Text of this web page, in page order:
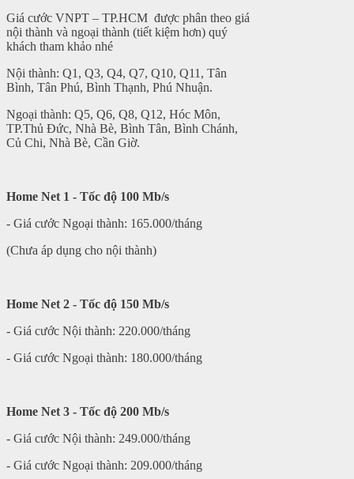
Giá cước VNPT – TP.HCM được phân theo giá
nội thành và ngoại thành (tiết kiệm hơn) quý
khách tham khảo nhé
Nội thành: Q1, Q3, Q4, Q7, Q10, Q11, Tân
Bình, Tân Phú, Bình Thạnh, Phú Nhuận.
Ngoại thành: Q5, Q6, Q8, Q12, Hóc Môn,
TP.Thủ Đức, Nhà Bè, Bình Tân, Bình Chánh,
Củ Chi, Nhà Bè, Cần Giờ.
Home Net 1 - Tốc độ 100 Mb/s
- Giá cước Ngoại thành: 165.000/tháng
(Chưa áp dụng cho nội thành)
Home Net 2 - Tốc độ 150 Mb/s
- Giá cước Nội thành: 220.000/tháng
- Giá cước Ngoại thành: 180.000/tháng
Home Net 3 - Tốc độ 200 Mb/s
- Giá cước Nội thành: 249.000/tháng
- Giá cước Ngoại thành: 209.000/tháng